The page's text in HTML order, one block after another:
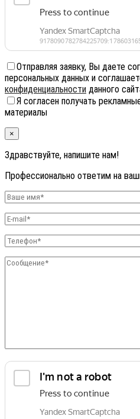
Отправляя заявку, Вы даете
персональных данных и
конфиденциальности данного
Я согласен получать
материалы
×
Здравствуйте, напишите нам!
Профессионально ответим на